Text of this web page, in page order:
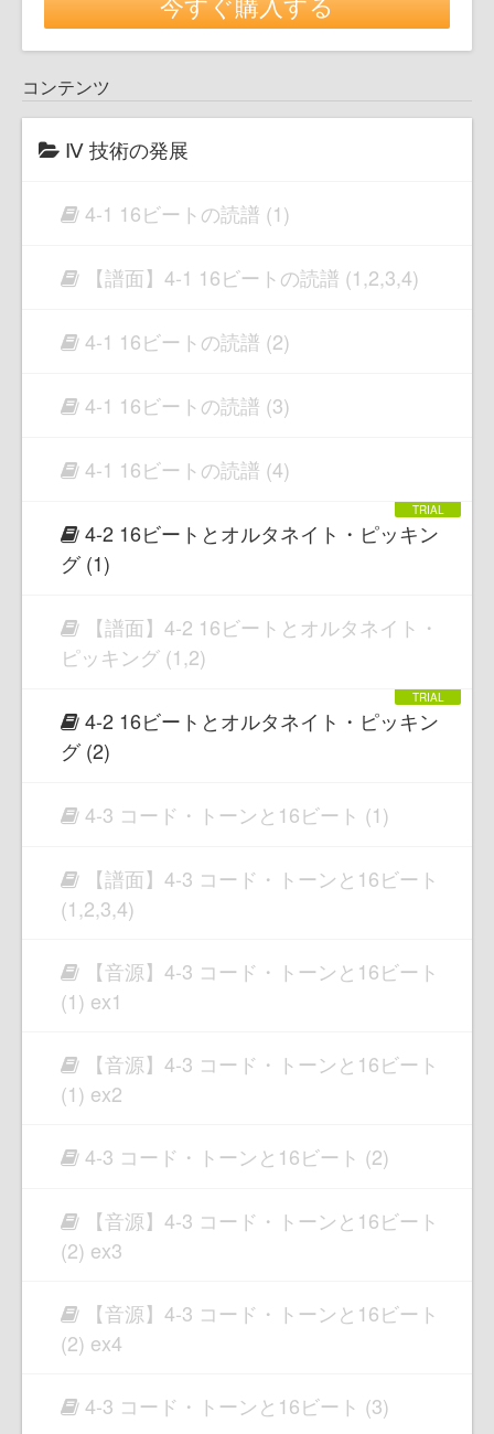
コンテンツ
Ⅳ 技術の発展
4-1 16ビートの読譜 (1)
【譜面】4-1 16ビートの読譜 (1,2,3,4)
4-1 16ビートの読譜 (2)
4-1 16ビートの読譜 (3)
4-1 16ビートの読譜 (4)
4-2 16ビートとオルタネイト・ピッキン
グ (1)
【譜面】4-2 16ビートとオルタネイト・
ピッキング (1,2)
4-2 16ビートとオルタネイト・ピッキン
グ (2)
4-3 コード・トーンと16ビート (1)
【譜面】4-3 コード・トーンと16ビート
(1,2,3,4)
【音源】4-3 コード・トーンと16ビート
(1) ex1
【音源】4-3 コード・トーンと16ビート
(1) ex2
4-3 コード・トーンと16ビート (2)
【音源】4-3 コード・トーンと16ビート
(2) ex3
【音源】4-3 コード・トーンと16ビート
(2) ex4
4-3 コード・トーンと16ビート (3)